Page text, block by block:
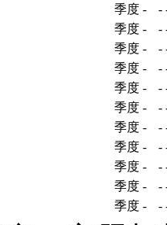
季度 - -
季度 - -
季度 - -
季度 - -
季度 - -
季度 - -
季度 - -
季度 - -
季度 - -
季度 - -
季度 - -